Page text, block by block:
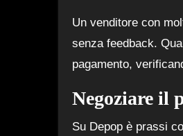
Un venditore con
senza feedback.
pagamento,
Negoziare il
Su Depop è prassi